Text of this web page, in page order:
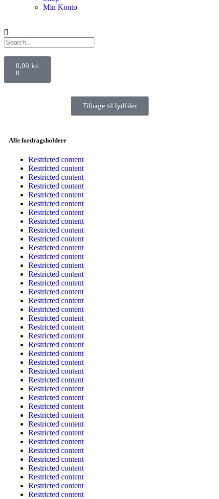
Min Konto
0,00 kr.
0
Tilbage til lydfiler
Alle fordragsholdere
Restricted content
Restricted content
Restricted content
Restricted content
Restricted content
Restricted content
Restricted content
Restricted content
Restricted content
Restricted content
Restricted content
Restricted content
Restricted content
Restricted content
Restricted content
Restricted content
Restricted content
Restricted content
Restricted content
Restricted content
Restricted content
Restricted content
Restricted content
Restricted content
Restricted content
Restricted content
Restricted content
Restricted content
Restricted content
Restricted content
Restricted content
Restricted content
Restricted content
Restricted content
Restricted content
Restricted content
Restricted content
Restricted content
Restricted content